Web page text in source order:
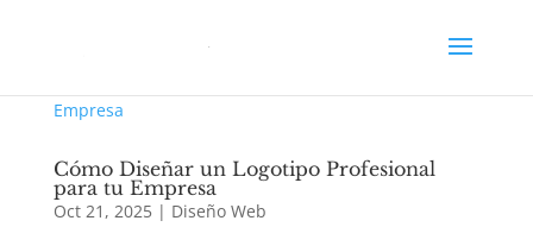
Cómo Diseñar un Logotipo Profesional
para tu Empresa
Oct 21, 2025| Diseño Web